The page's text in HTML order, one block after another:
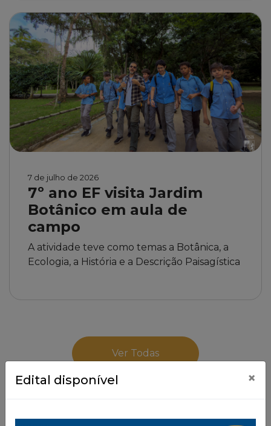
7 de julho de 2026
7º ano EF visita Jardim
Botânico em aula de
campo
A atividade teve como temas a Botânica, a
Ecologia, a História e a Descrição Paisagística
Ver Todas
Edital disponível ×